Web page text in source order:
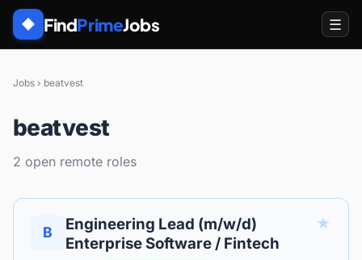
◆ FindPrimeJobs ☰
Jobs › beatvest
beatvest
2 open remote roles
B
Engineering Lead (m/w/d)
Enterprise Software / Fintech
★